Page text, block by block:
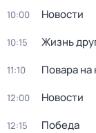
10:00 Новости
10:15 Жизнь
11:10 Повара на
12:00 Новости
12:15 Победа